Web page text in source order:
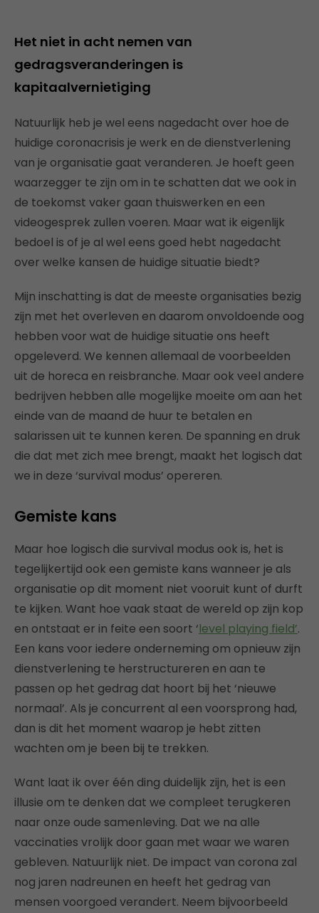
Het niet in acht nemen van
gedragsveranderingen is
kapitaalvernietiging
Natuurlijk heb je wel eens nagedacht over hoe de
huidige coronacrisis je werk en de dienstverlening
van je organisatie gaat veranderen. Je hoeft geen
waarzegger te zijn om in te schatten dat we ook in
de toekomst vaker gaan thuiswerken en een
videogesprek zullen voeren. Maar wat ik eigenlijk
bedoel is of je al wel eens goed hebt nagedacht
over welke kansen de huidige situatie biedt?
Mijn inschatting is dat de meeste organisaties bezig
zijn met het overleven en daarom onvoldoende oog
hebben voor wat de huidige situatie ons heeft
opgeleverd. We kennen allemaal de voorbeelden
uit de horeca en reisbranche. Maar ook veel andere
bedrijven hebben alle mogelijke moeite om aan het
einde van de maand de huur te betalen en
salarissen uit te kunnen keren. De spanning en druk
die dat met zich mee brengt, maakt het logisch dat
we in deze ‘survival modus’ opereren.
Gemiste kans
Maar hoe logisch die survival modus ook is, het is
tegelijkertijd ook een gemiste kans wanneer je als
organisatie op dit moment niet vooruit kunt of durft
te kijken. Want hoe vaak staat de wereld op zijn kop
en ontstaat er in feite een soort ‘level playing field’.
Een kans voor iedere onderneming om opnieuw zijn
dienstverlening te herstructureren en aan te
passen op het gedrag dat hoort bij het ‘nieuwe
normaal’. Als je concurrent al een voorsprong had,
dan is dit het moment waarop je hebt zitten
wachten om je been bij te trekken.
Want laat ik over één ding duidelijk zijn, het is een
illusie om te denken dat we compleet terugkeren
naar onze oude samenleving. Dat we na alle
vaccinaties vrolijk door gaan met waar we waren
gebleven. Natuurlijk niet. De impact van corona zal
nog jaren nadreunen en heeft het gedrag van
mensen voorgoed verandert. Neem bijvoorbeeld